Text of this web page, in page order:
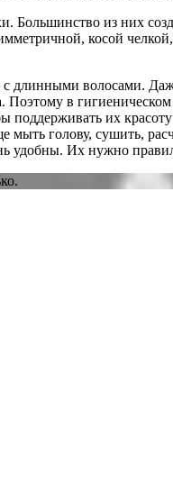
из них
косой
волосами.
Поэтому в
поддерживать их
голову, сушить,
Их нужно